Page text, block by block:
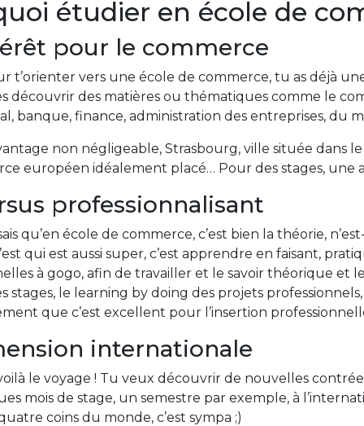
étudier en école de
pour le commerce
t’orienter vers une école de commerce, tu as déjà
découvrir des matières ou thématiques comme le
banque, finance, administration des entreprises, du
non négligeable, Strasbourg, ville située dans
européen idéalement placé… Pour des stages,
professionnalisant
qu’en école de commerce, c’est bien la théorie,
qui est aussi super, c’est apprendre en faisant,
à gogo, afin de travailler et le savoir théorique et
stages, le learning by doing des projets
que c’est excellent pour l’insertion
internationale
le voyage ! Tu veux découvrir de nouvelles
mois de stage, un semestre par exemple, à
coins du monde, c’est sympa ;)